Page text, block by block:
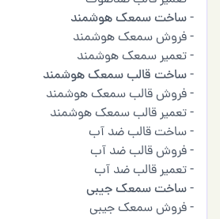
-ساخت سمعک هوشمند
- فروش سمعک هوشمند
- تعمیر سمعک هوشمند
-ساخت قالب سمعک هوشمند
- فروش قالب سمعک هوشمند
- تعمیر قالب سمعک هوشمند
- ساخت قالب ضد آب
- فروش قالب ضد آب
- تعمیر قالب ضد آب
-ساخت سمعک جیبی
- فروش سمعک جیبی